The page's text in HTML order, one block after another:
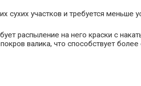
участков и требуется меньше
распыление на него краски с
валика, что способствует